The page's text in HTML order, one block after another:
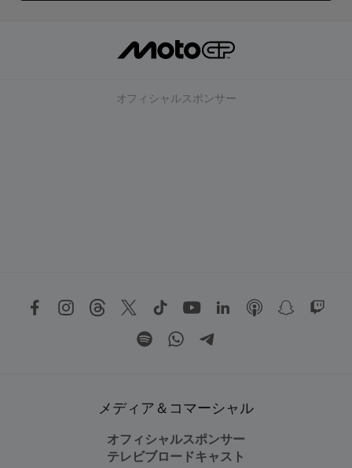
オフィシャルスポンサー
メディア＆コマーシャル
オフィシャルスポンサー
テレビブロードキャスト